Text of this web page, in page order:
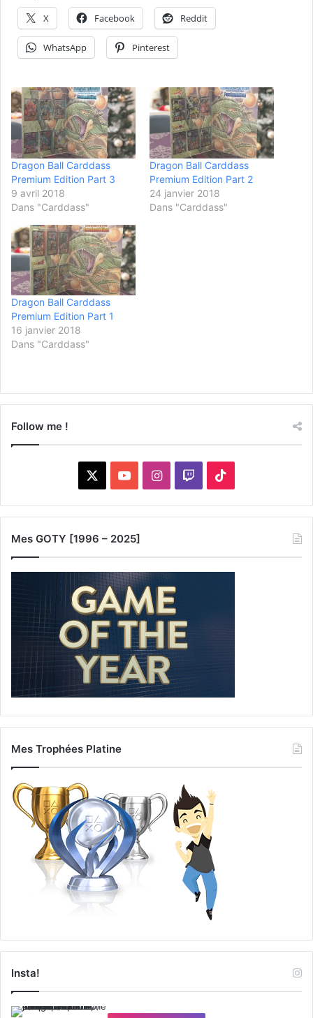
X Facebook Reddit
WhatsApp Pinterest
Dragon Ball Carddass
Premium Edition Part 3
9 avril 2018
Dans "Carddass"
Dragon Ball Carddass
Premium Edition Part 2
24 janvier 2018
Dans "Carddass"
Dragon Ball Carddass
Premium Edition Part 1
16 janvier 2018
Dans "Carddass"
Follow me !
YouTubeInstagram
Twitch
Mes GOTY [1996 – 2025]
Mes Trophées Platine
Insta!